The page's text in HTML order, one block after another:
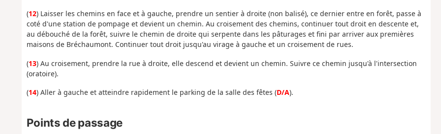
(12) Laisser les chemins en face et à gauche, prendre un sentier à droite (non balisé), ce dernier entre en forêt, passe à
coté d'une station de pompage et devient un chemin. Au croisement des chemins, continuer tout droit en descente et,
au débouché de la forêt, suivre le chemin de droite qui serpente dans les pâturages et fini par arriver aux premières
maisons de Bréchaumont. Continuer tout droit jusqu'au virage à gauche et un croisement de rues.
(13) Au croisement, prendre la rue à droite, elle descend et devient un chemin. Suivre ce chemin jusqu'à l'intersection
(oratoire).
(14) Aller à gauche et atteindre rapidement le parking de la salle des fêtes (D/A).
Points de passage